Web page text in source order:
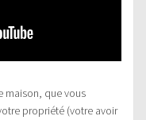
maison, que vous
propriété (votre avoir